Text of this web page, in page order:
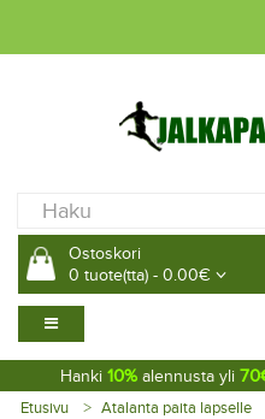
Ostoskori
0 tuote(tta) - 0.00€
Hanki 10% alennusta yli
Etusivu Atalanta paita lapselle